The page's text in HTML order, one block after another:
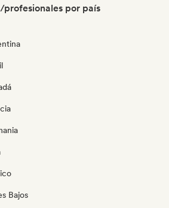
profesionales por país
Bajos